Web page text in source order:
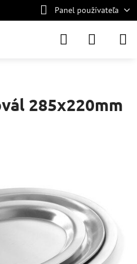
Panel používateľa
285x220mm